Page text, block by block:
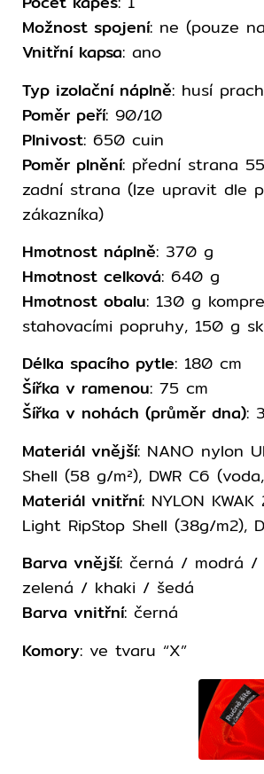
Možnost spojení: ne (pouze
Vnitřní kapsa: ano
Typ izolační náplně: husí
Poměr peří: 90/10
Plnivost: 650 cuin
Poměr plnění: přední strana
zadní strana (lze upravit dle
zákazníka)
Hmotnost náplně: 370 g
Hmotnost celková: 640 g
Hmotnost obalu: 130 g
stahovacími popruhy, 150 g
Délka spacího pytle: 180 cm
Šířka v ramenou: 75 cm
Šířka v nohách (průměr dna):
Materiál vnější: NANO nylon
Shell (58 g/m²), DWR C6
Materiál vnitřní: NYLON
Light RipStop Shell (38g/m2),
Barva vnější: černá / modrá
zelená / khaki / šedá
Barva vnitřní: černá
Komory: ve tvaru “X”